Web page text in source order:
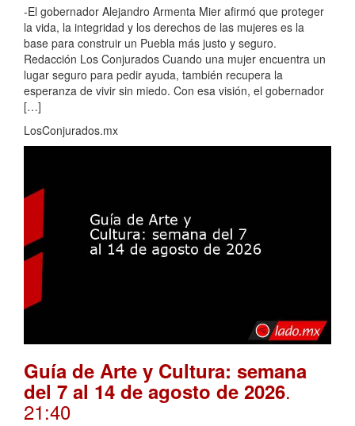
-El gobernador Alejandro Armenta Mier afirmó que proteger
la vida, la integridad y los derechos de las mujeres es la
base para construir un Puebla más justo y seguro.
Redacción Los Conjurados Cuando una mujer encuentra un
lugar seguro para pedir ayuda, también recupera la
esperanza de vivir sin miedo. Con esa visión, el gobernador
[…]
LosConjurados.mx
Guía de Arte y Cultura: semana
del 7 al 14 de agosto de 2026.
21:40